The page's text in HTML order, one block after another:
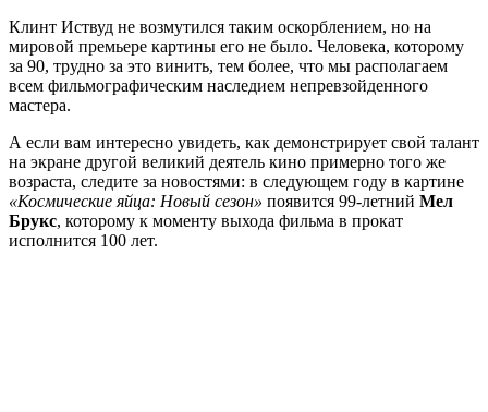
Клинт Иствуд не возмутился таким оскорблением, но на
мировой премьере картины его не было. Человека, которому
за 90, трудно за это винить, тем более, что мы располагаем
всем фильмографическим наследием непревзойденного
мастера.
А если вам интересно увидеть, как демонстрирует свой талант
на экране другой великий деятель кино примерно того же
возраста, следите за новостями: в следующем году в картине
«Космические яйца: Новый сезон» появится 99-летний Мел
Брукс, которому к моменту выхода фильма в прокат
исполнится 100 лет.